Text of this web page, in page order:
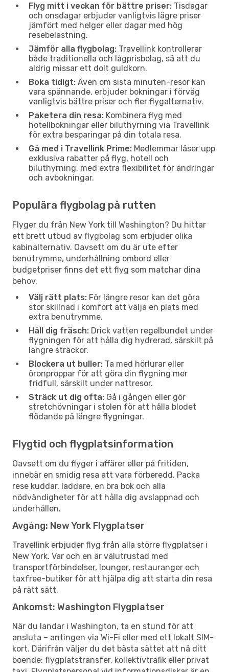
Flyg mitt i veckan för bättre priser: Tisdagar
och onsdagar erbjuder vanligtvis lägre priser
jämfört med helger eller dagar med hög
resebelastning.
Jämför alla flygbolag: Travellink kontrollerar
både traditionella och lågprisbolag, så att du
aldrig missar ett dolt guldkorn.
Boka tidigt: Även om sista minuten-resor kan
vara spännande, erbjuder bokningar i förväg
vanligtvis bättre priser och fler flygalternativ.
Paketera din resa: Kombinera flyg med
hotellbokningar eller biluthyrning via Travellink
för extra besparingar på din totala resa.
Gå med i Travellink Prime: Medlemmar låser upp
exklusiva rabatter på flyg, hotell och
biluthyrning, med extra flexibilitet för ändringar
och avbokningar.
Populära flygbolag på rutten
Flyger du från New York till Washington? Du hittar
ett brett utbud av flygbolag som erbjuder olika
kabinalternativ. Oavsett om du är ute efter
benutrymme, underhållning ombord eller
budgetpriser finns det ett flyg som matchar dina
behov.
Välj rätt plats: För längre resor kan det göra
stor skillnad i komfort att välja en plats med
extra benutrymme.
Håll dig fräsch: Drick vatten regelbundet under
flygningen för att hålla dig hydrerad, särskilt på
längre sträckor.
Blockera ut buller: Ta med hörlurar eller
öronproppar för att göra din flygning mer
fridfull, särskilt under nattresor.
Sträck ut dig ofta: Gå i gången eller gör
stretchövningar i stolen för att hålla blodet
flödande på längre flygningar.
Flygtid och flygplatsinformation
Oavsett om du flyger i affärer eller på fritiden,
innebär en smidig resa att vara förberedd. Packa
rese kuddar, laddare, en bra bok och alla
nödvändigheter för att hålla dig avslappnad och
underhållen.
Avgång: New York Flygplatser
Travellink erbjuder flyg från alla större flygplatser i
New York. Var och en är välutrustad med
transportförbindelser, lounger, restauranger och
taxfree-butiker för att hjälpa dig att starta din resa
på rätt sätt.
Ankomst: Washington Flygplatser
När du landar i Washington, ta en stund för att
ansluta – antingen via Wi-Fi eller med ett lokalt SIM-
kort. Därifrån väljer du det bästa sättet att nå ditt
boende: flygplatstransfer, kollektivtrafik eller privat